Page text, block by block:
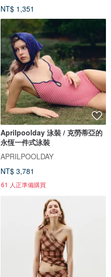
NT$ 1,351
Aprilpoolday 泳裝 / 克勞蒂亞的
永恆一件式泳裝
APRILPOOLDAY
NT$ 3,781
61 人正準備購買